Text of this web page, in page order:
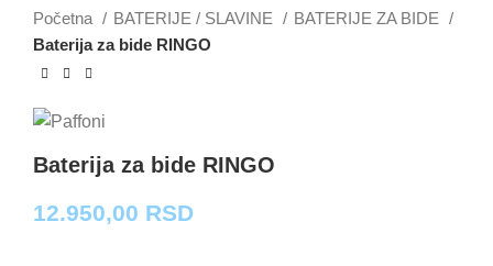
Početna BATERIJE / SLAVINE
BATERIJE ZA BIDE
Baterija za bide RINGO
Baterija za bide RINGO
12.950,00 RSD